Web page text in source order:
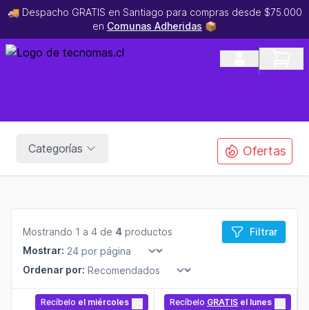
🚚 Despacho GRATIS en Santiago para compras desde $75.000
en Comunas Adheridas 📦
Categorías Ofertas
Mostrando 1 a 4 de 4 productos
Filtrar
Mostrar:
Ordenar por:
Recíbelo el miércoles
Recíbelo GRATIS el lunes